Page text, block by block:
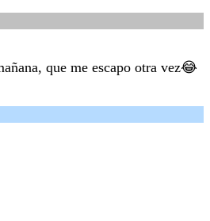
que me escapo otra vez😂